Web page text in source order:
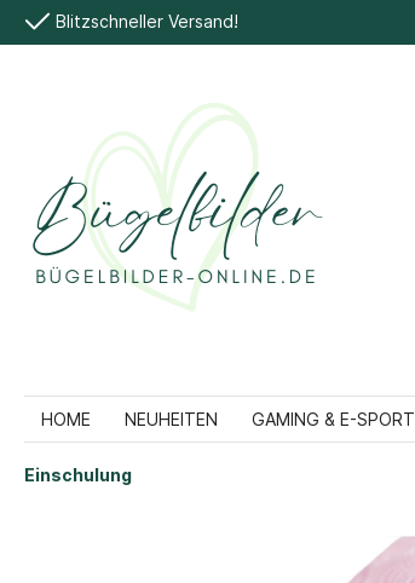
Blitzschneller Versand!
HOME NEUHEITEN GAMING & E-SPORT
Einschulung